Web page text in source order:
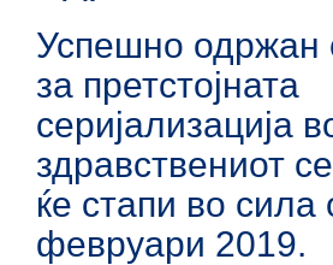
Успешно одржан
за претстојната
серијализација
здравствениот
ќе стапи во сила
февруари 2019.